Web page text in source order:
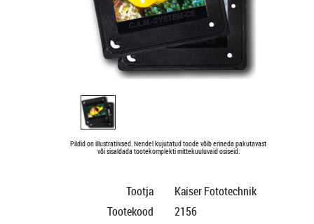
Pildid on illustratiivsed. Nendel kujutatud toode võib erineda pakutavast
või sisaldada tootekomplekti mittekuuluvaid osiseid.
Tootja
Kaiser Fototechnik
Tootekood
2156